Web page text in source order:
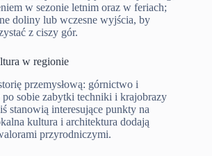
w sezonie letnim oraz w feriach;
doliny lub wczesne wyjścia, by
z ciszy gór.
w regionie
przemysłową: górnictwo i
sobie zabytki techniki i krajobrazy
stanowią interesujące punkty na
kultura i architektura dodają
przyrodniczymi.